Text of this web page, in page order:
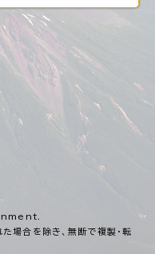
場合を除き、無断で複製・転